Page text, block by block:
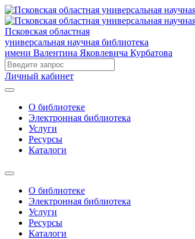
Псковская областная
универсальная научная библиотека
имени Валентина Яковлевича Курбатова
Личный кабинет
О библиотеке
Электронная библиотека
Услуги
Ресурсы
Каталоги
О библиотеке
Электронная библиотека
Услуги
Ресурсы
Каталоги